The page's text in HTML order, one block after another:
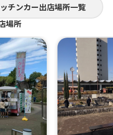
チンカー出店場所一覧
場所